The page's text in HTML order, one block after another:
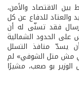
الاقتصاد والأمن،
والعتاد للدفاع عن كل
فقد تسنّى له أن
على الحدود الشمالية
يسدّ منافذ التسلل
مش متل الشوفي» لم
بو صعب، مشيرًا